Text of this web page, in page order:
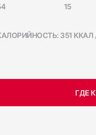
15
351 ККАЛ
ГДЕ